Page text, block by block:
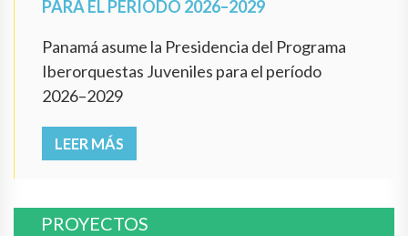
PARA EL PERÍODO 2026–2029
Panamá asume la Presidencia del Programa
Iberorquestas Juveniles para el período
2026–2029
LEER MÁS
PROYECTOS